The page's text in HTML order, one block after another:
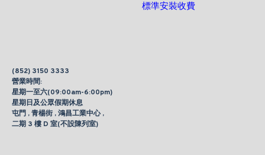
標準安裝收費
(852) 3150 3333
營業時間:
星期一至六(09:00am-6:00pm)
星期日及公眾假期休息
屯門 , 青楊街 , 鴻昌工業中心 ,
二期 3 樓 D 室(不設陳列室)